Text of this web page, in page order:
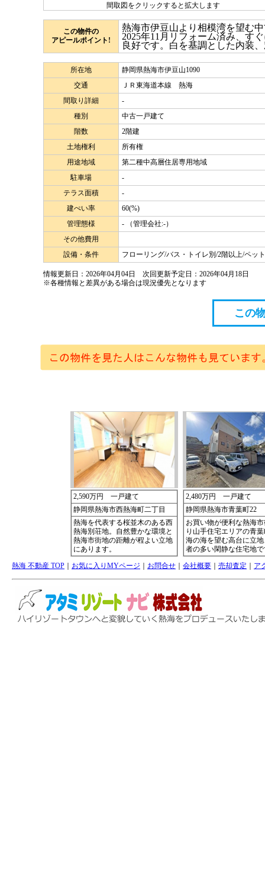
間取図をクリックすると拡大します
この物件の
アピールポイント!
熱海市伊豆山より相模湾を望む
2025年11月リフォーム済み、す
良好です。白を基調とした内装
所在地
静岡県熱海市伊豆山1090
交通
ＪＲ東海道本線 熱海
間取り詳細
-
種別
中古一戸建て
階数
2階建
土地権利
所有権
用途地域
第二種中高層住居専用地域
駐車場
-
テラス面積
-
建ぺい率
60(%)
管理態様
- （管理会社:-）
その他費用
設備・条件
フローリング/バス・トイレ別/2階以上/ペッ
情報更新日：2026年04月04日 次回更新予定日：2026年04月18日
※各種情報と差異がある場合は現況優先となります
熱海 不動産 TOP お気に入りMYページ お問合せ 会社概要 売却査定 ア